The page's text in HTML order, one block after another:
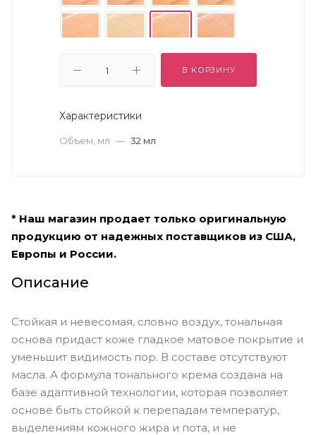
В КОРЗИНУ
Характеристики
Объем, мл — 32 мл
* Наш магазин продает только оригинальную
продукцию от надежных поставщиков из США,
Европы и России.
Описание
Стойкая и невесомая, словно воздух, тональная
основа придаст коже гладкое матовое покрытие и
уменьшит видимость пор. В составе отсутствуют
масла. А формула тонального крема создана на
базе адаптивной технологии, которая позволяет
основе быть стойкой к перепадам температур,
выделениям кожного жира и пота, и не